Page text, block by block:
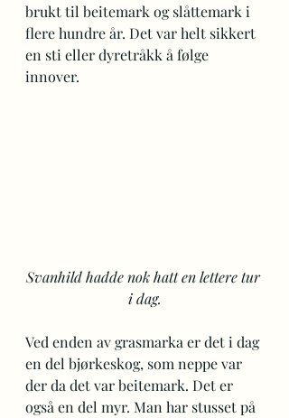
brukt til beitemark og slåttemark i
flere hundre år. Det var helt sikkert
en sti eller dyretråkk å følge
innover.
Svanhild hadde nok hatt en lettere tur
i dag.
Ved enden av grasmarka er det i dag
en del bjørkeskog, som neppe var
der da det var beitemark. Det er
også en del myr. Man har stusset på